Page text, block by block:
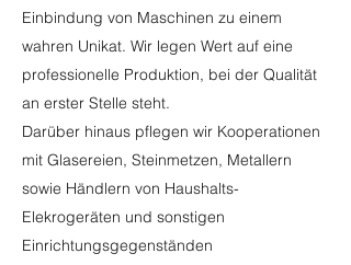
Einbindung von Maschinen zu einem
wahren Unikat.​ Wir legen Wert auf eine
professionelle Produktion, bei der Qualität
an erster Stelle steht.
Darüber hinaus pflegen wir Kooperationen
mit Glasereien, Steinmetzen, Metallern
sowie Händlern von Haushalts-
Elekrogeräten und sonstigen
Einrichtungsgegenständen